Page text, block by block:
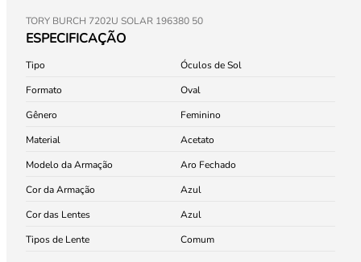
TORY BURCH 7202U SOLAR 196380 50
ESPECIFICAÇÃO
Tipo
Óculos de Sol
Formato
Oval
Gênero
Feminino
Material
Acetato
Modelo da Armação
Aro Fechado
Cor da Armação
Azul
Cor das Lentes
Azul
Tipos de Lente
Comum